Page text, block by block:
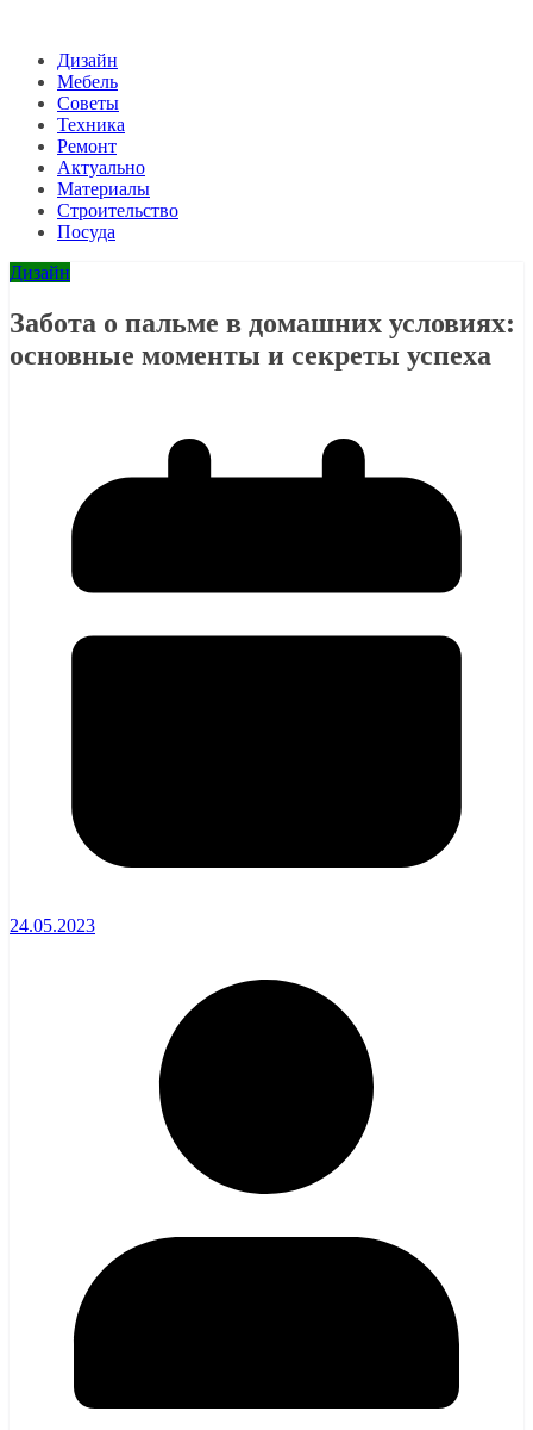
Дизайн
Мебель
Советы
Техника
Ремонт
Актуально
Материалы
Строительство
Посуда
Дизайн
Забота о пальме в домашних условиях:
основные моменты и секреты успеха
24.05.2023